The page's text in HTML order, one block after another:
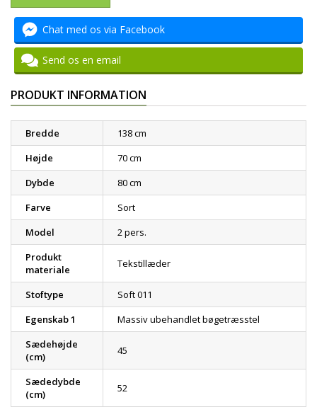
Chat med os via Facebook
Send os en email
PRODUKT INFORMATION
Bredde
138 cm
Højde
70 cm
Dybde
80 cm
Farve
Sort
Model
2 pers.
Produkt
materiale
Tekstillæder
Stoftype
Soft 011
Egenskab 1
Massiv ubehandlet bøgetræsstel
Sædehøjde
(cm)
45
Sædedybde
(cm)
52